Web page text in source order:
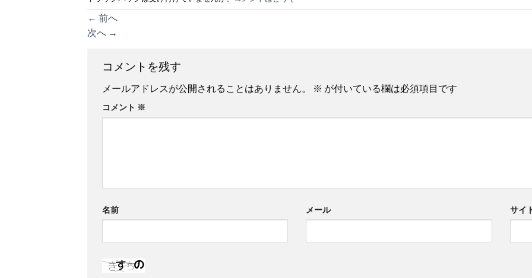
← 前へ
次へ →
コメントを残す
メールアドレスが公開されることはありません。 ※ が付いている欄は必須項目です
コメント ※
名前 メール サイ